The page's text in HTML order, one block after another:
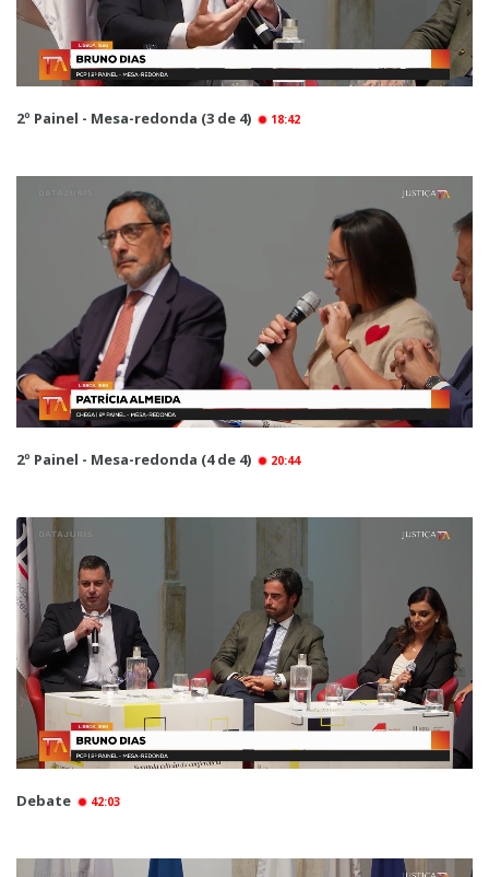
2º Painel - Mesa-redonda (3 de 4) 18:42
2º Painel - Mesa-redonda (4 de 4) 20:44
Debate 42:03